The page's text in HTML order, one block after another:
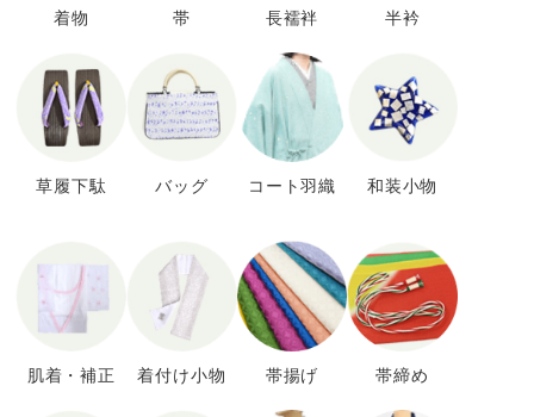
着物 帯 長襦袢 半衿
草履下駄 バッグ コート羽織 和装小物
肌着・補正 着付け小物 帯揚げ 帯締め